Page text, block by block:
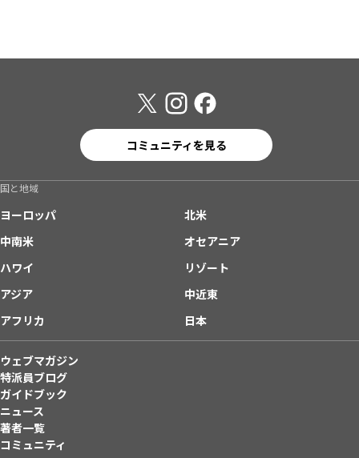
コミュニティを見る
国と地域
ヨーロッパ
北米
中南米
オセアニア
ハワイ
リゾート
アジア
中近東
アフリカ
日本
ウェブマガジン
特派員ブログ
ガイドブック
ニュース
著者一覧
コミュニティ